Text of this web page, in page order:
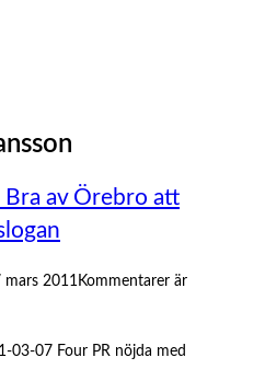
Bra av Örebro att
mars 2011Kommentarer är
03-07 Four PR nöjda med